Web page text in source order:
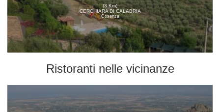
(3 Km)
CERCHIARA DI CALABRIA
Cosenza
Ristoranti nelle vicinanze